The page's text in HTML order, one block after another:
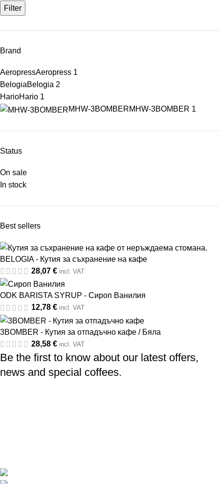
Filter
Brand
AeropressAeropress 1
BelogiaBelogia 2
HarioHario 1
MHW-3BOMBERMHW-3BOMBER 1
Status
On sale
In stock
Best sellers
BELOGIA - Кутия за съхранение на кафе
28,07 € incl. VAT
ODK BARISTA SYRUP - Сироп Ванилия
12,78 € incl. VAT
3BOMBER - Кутия за отпадъчно кафе / Бяла
28,58 € incl. VAT
Be the first to know about our latest offers,
news and special coffees.